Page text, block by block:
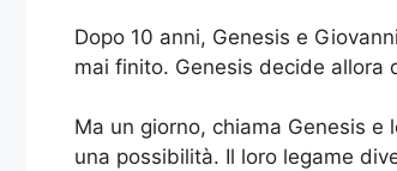
Dopo 10 anni, Genesis e
mai finito. Genesis decide allora
Ma un giorno, chiama Genesis
una possibilità. Il loro legame